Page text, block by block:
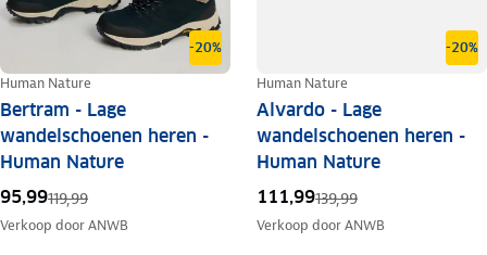
-20%
Human Nature
Bertram - Lage
wandelschoenen heren -
Human Nature
95,99119,99
Verkoop doorANWB
-20%
Human Nature
Alvardo - Lage
wandelschoenen heren -
Human Nature
111,99139,99
Verkoop doorANWB